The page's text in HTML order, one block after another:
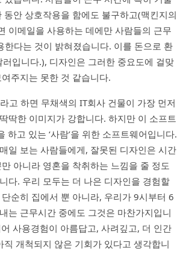
동안 상호작용을 함에도 불구하고(맥킨지의
이메일을 사용하는 데에만 사람들의 근무
다는 것이 밝혀졌습니다. 이를 돈으로 환
입니다.), 디자인은 그러한 중요도에 걸맞
주지는 못한 것 같습니다.
라고 하면 무채색의 IT회사 건물이 가장 먼저
딱한 이미지가 강합니다. 하지만 이 소프트
하고 있는 ‘사람’을 위한 소프트웨어입니다.
일 보는 사람들에게, 잘못된 디자인은 시간
아니라 영혼을 착취하는 느낌을 줄 정도
다. 우리 모두는 더 나은 디자인을 경험할
순히 집에서 뿐 아니라, 우리가 9시부터 6
는 근무시간 중에도 그것은 마찬가지입니
사용경험이 아름답고, 사려깊고, 더 인간
직 개척되지 않은 기회가 있다고 생각합니